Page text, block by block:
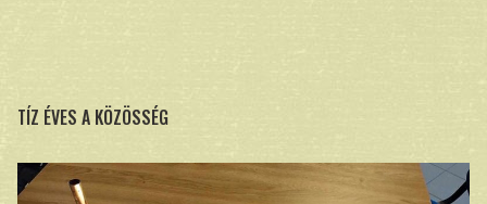
TÍZ ÉVES A KÖZÖSSÉG